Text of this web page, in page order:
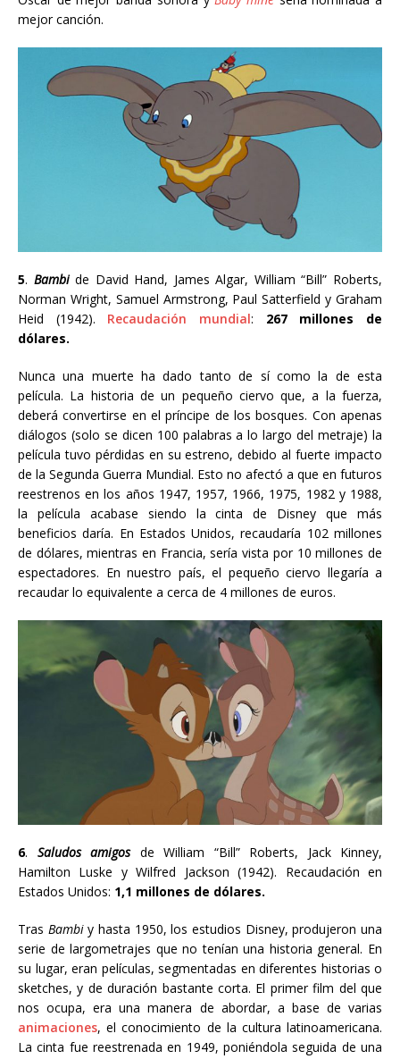
mejor canción.
5. Bambide David Hand, James Algar, William “Bill” Roberts,
Norman Wright, Samuel Armstrong, Paul Satterfield y Graham
Heid (1942). Recaudación mundial: 267 millones de
dólares.
Nunca una muerte ha dado tanto de sí como la de esta
película. La historia de un pequeño ciervo que, a la fuerza,
deberá convertirse en el príncipe de los bosques. Con apenas
diálogos (solo se dicen 100 palabras a lo largo del metraje) la
película tuvo pérdidas en su estreno, debido al fuerte impacto
de la Segunda Guerra Mundial. Esto no afectó a que en futuros
reestrenos en los años 1947, 1957, 1966, 1975, 1982 y 1988,
la película acabase siendo la cinta de Disney que más
beneficios daría. En Estados Unidos, recaudaría 102 millones
de dólares, mientras en Francia, sería vista por 10 millones de
espectadores. En nuestro país, el pequeño ciervo llegaría a
recaudar lo equivalente a cerca de 4 millones de euros.
6. Saludos amigosde William “Bill” Roberts, Jack Kinney,
Hamilton Luske y Wilfred Jackson(1942). Recaudación en
Estados Unidos: 1,1 millones de dólares.
Tras Bambiy hasta 1950, los estudios Disney, produjeron una
serie de largometrajes que no tenían una historia general. En
su lugar, eran películas, segmentadas en diferentes historias o
sketches, y de duración bastante corta. El primer film del que
nos ocupa, era una manera de abordar, a base de varias
animaciones, el conocimiento de la cultura latinoamericana.
La cinta fue reestrenada en 1949, poniéndola seguida de una